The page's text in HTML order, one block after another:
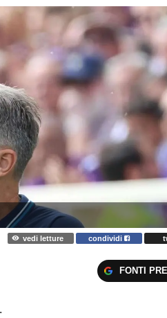
vedi letture condividi
FONTI